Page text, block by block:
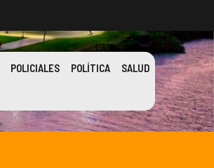
POLICIALES POLÍTICA SALUD